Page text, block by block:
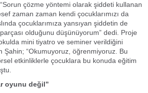
çözme yöntemi olarak şiddeti kullanan
zaman zaman kendi çocuklarımızı da
çocuklarımıza yansıyan şiddetin de
olduğunu düşünüyorum” dedi. Proje
mini tiyatro ve seminer verildiğini
Şahin; “Okumuyoruz, öğrenmiyoruz. Bu
etkinliklerle çocuklara bu konuda eğitim
oyunu değil”